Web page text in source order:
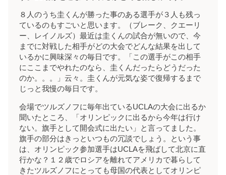
８人のうち圭くんが勝った事のある選手が３人も残っ
ているのもすごいと思います。（ブレーク、クエーリ
ー、レイノルズ）最近は圭くんの試合が無いので、今
までに対戦した相手がどの大会でどんな結果を出して
いるかに興味深々の毎日です。「この選手がこの相手
にここまでやれたのなら、圭くんだったらどうだった
のか。。。」云々。圭くんが元気な姿で復帰するまで
じっと我慢の毎日です。
会場でツルズノフに毎年出ているUCLAの大会に出るか
聞いたところ、「オリンピックに出るから今年は行け
ない。旗手として開会式に出たい」と言ってました。
旗手の部分はきっといつもの冗談でしょう。という事
は、オリンピック参加選手はUCLAを飛ばして北京に直
行かな？１２歳でロシアを離れてアメリカで暮らして
きたツルズノフにとっても母国の代表としてオリンピ